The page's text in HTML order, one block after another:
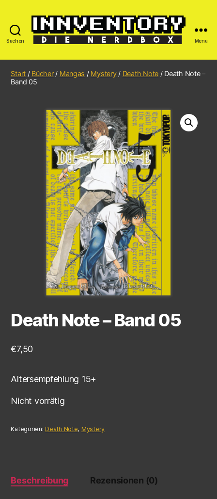
Suchen Menü
Start / Bücher/ Mangas / Mystery/ Death Note / Death Note –
Band 05
Death Note – Band 05
€7,50
Altersempfehlung 15+
Nicht vorrätig
Kategorien: Death Note, Mystery
Beschreibung Rezensionen (0)